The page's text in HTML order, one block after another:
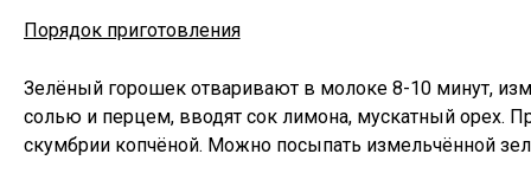
Порядок приготовления
Зелёный горошек отваривают в молоке 8-10 минут,
солью и перцем, вводят сок лимона, мускатный орех.
скумбрии копчёной. Можно посыпать измельчённой